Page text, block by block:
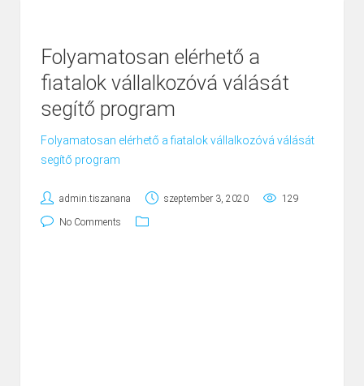
Folyamatosan elérhető a
fiatalok vállalkozóvá válását
segítő program
Folyamatosan elérhető a fiatalok vállalkozóvá válását
segítő program
admin.tiszanana szeptember 3, 2020 129
No Comments